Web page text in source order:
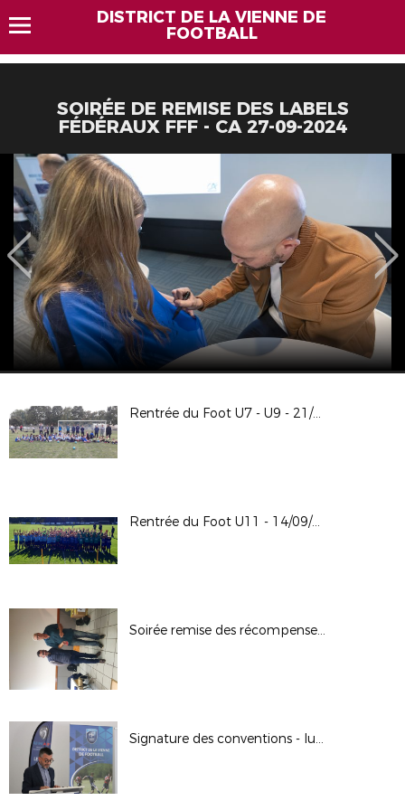
DISTRICT DE LA VIENNE DE
FOOTBALL
SOIRÉE DE REMISE DES LABELS
FÉDÉRAUX FFF - CA 27-09-2024
Rentrée du Foot U7 - U9 - 21/09/2024
Rentrée du Foot U11 - 14/09/2024
Soirée remise des récompenses 13-09-2024 à Bonnes
Signature des conventions - lutte contre les violences dans les stades // 02.09.2024 à Poitiers